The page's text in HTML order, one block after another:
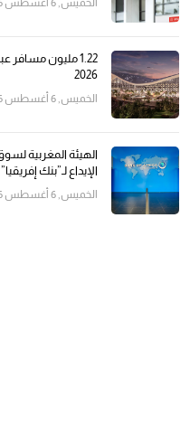
1.22 مليون
2026
الخميس, 6 أغسطس 2026, 14:00
الهيئة المغربية
الإيداع لـ”بنك إفريقيا”
الخميس, 6 أغسطس 2026, 13:00